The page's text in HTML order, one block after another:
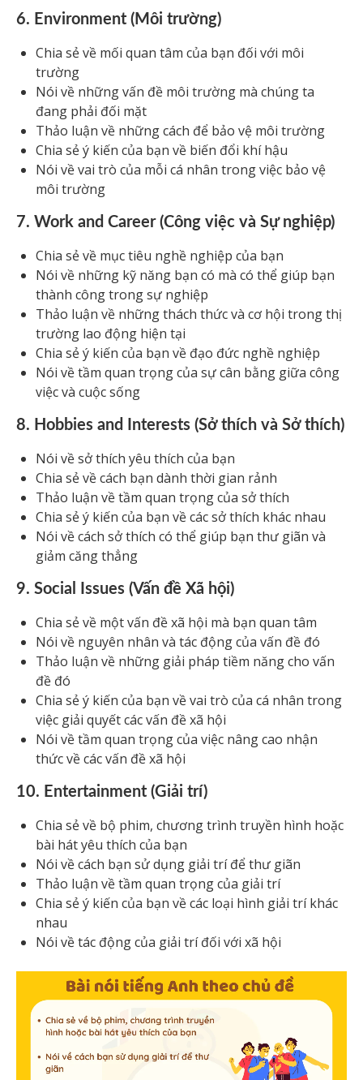
6. Environment (Môi trường)
Chia sẻ về mối quan tâm của bạn đối với môi
trường
Nói về những vấn đề môi trường mà chúng ta
đang phải đối mặt
Thảo luận về những cách để bảo vệ môi trường
Chia sẻ ý kiến của bạn về biến đổi khí hậu
Nói về vai trò của mỗi cá nhân trong việc bảo vệ
môi trường
7. Work and Career (Công việc và Sự nghiệp)
Chia sẻ về mục tiêu nghề nghiệp của bạn
Nói về những kỹ năng bạn có mà có thể giúp bạn
thành công trong sự nghiệp
Thảo luận về những thách thức và cơ hội trong thị
trường lao động hiện tại
Chia sẻ ý kiến của bạn về đạo đức nghề nghiệp
Nói về tầm quan trọng của sự cân bằng giữa công
việc và cuộc sống
8. Hobbies and Interests (Sở thích và Sở thích)
Nói về sở thích yêu thích của bạn
Chia sẻ về cách bạn dành thời gian rảnh
Thảo luận về tầm quan trọng của sở thích
Chia sẻ ý kiến của bạn về các sở thích khác nhau
Nói về cách sở thích có thể giúp bạn thư giãn và
giảm căng thẳng
9. Social Issues (Vấn đề Xã hội)
Chia sẻ về một vấn đề xã hội mà bạn quan tâm
Nói về nguyên nhân và tác động của vấn đề đó
Thảo luận về những giải pháp tiềm năng cho vấn
đề đó
Chia sẻ ý kiến của bạn về vai trò của cá nhân trong
việc giải quyết các vấn đề xã hội
Nói về tầm quan trọng của việc nâng cao nhận
thức về các vấn đề xã hội
10. Entertainment (Giải trí)
Chia sẻ về bộ phim, chương trình truyền hình hoặc
bài hát yêu thích của bạn
Nói về cách bạn sử dụng giải trí để thư giãn
Thảo luận về tầm quan trọng của giải trí
Chia sẻ ý kiến của bạn về các loại hình giải trí khác
nhau
Nói về tác động của giải trí đối với xã hội